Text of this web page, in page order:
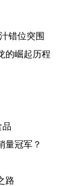
错位突围
的崛起历程
品
量冠军？
路